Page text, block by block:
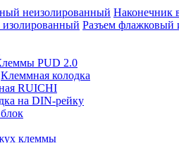
Наконечник
Разъем флажковый
PUD 2.0
Клеммная колодка
RUICHI
на DIN-рейку
клеммы